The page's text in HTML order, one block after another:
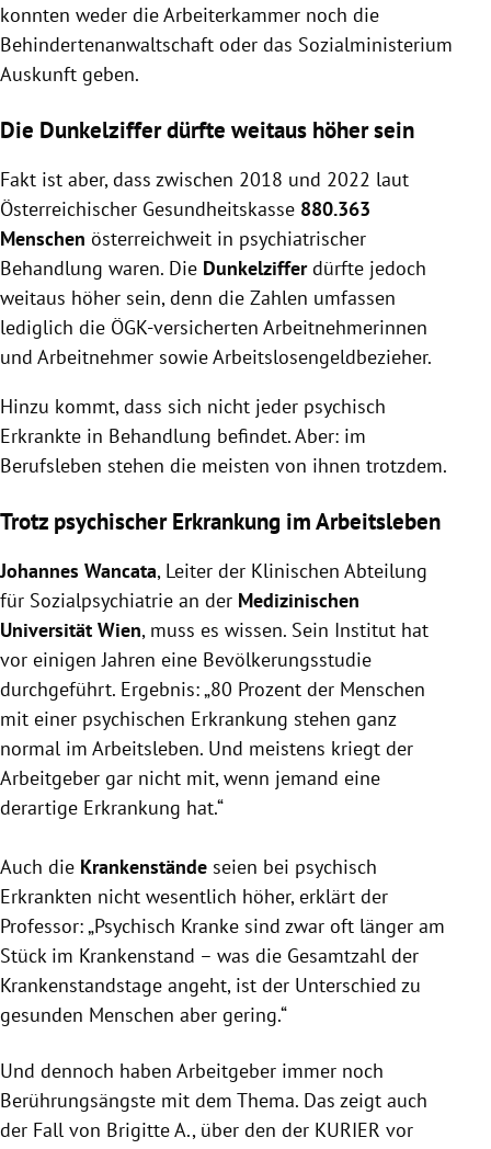
konnten weder die Arbeiterkammer noch die
Behindertenanwaltschaft oder das Sozialministerium
Auskunft geben.
Die Dunkelziffer dürfte weitaus höher sein
Fakt ist aber, dass zwischen 2018 und 2022 laut
Österreichischer Gesundheitskasse 880.363
Menschen österreichweit in psychiatrischer
Behandlung waren. Die Dunkelzifferdürfte jedoch
weitaus höher sein, denn die Zahlen umfassen
lediglich die ÖGK-versicherten Arbeitnehmerinnen
und Arbeitnehmer sowie Arbeitslosengeldbezieher.
Hinzu kommt, dass sich nicht jeder psychisch
Erkrankte in Behandlung befindet. Aber: im
Berufsleben stehen die meisten von ihnen trotzdem.
Trotz psychischer Erkrankung im Arbeitsleben
Johannes Wancata, Leiter der Klinischen Abteilung
für Sozialpsychiatrie an der Medizinischen
Universität Wien, muss es wissen. Sein Institut hat
vor einigen Jahren eine Bevölkerungsstudie
durchgeführt. Ergebnis: „80 Prozent der Menschen
mit einer psychischen Erkrankung stehen ganz
normal im Arbeitsleben. Und meistens kriegt der
Arbeitgeber gar nicht mit, wenn jemand eine
derartige Erkrankung hat.“
Auch die Krankenstände seien bei psychisch
Erkrankten nicht wesentlich höher, erklärt der
Professor: „Psychisch Kranke sind zwar oft länger am
Stück im Krankenstand – was die Gesamtzahl der
Krankenstandstage angeht, ist der Unterschied zu
gesunden Menschen aber gering.“
Und dennoch haben Arbeitgeber immer noch
Berührungsängste mit dem Thema. Das zeigt auch
der Fall von Brigitte A., über den der KURIER vor